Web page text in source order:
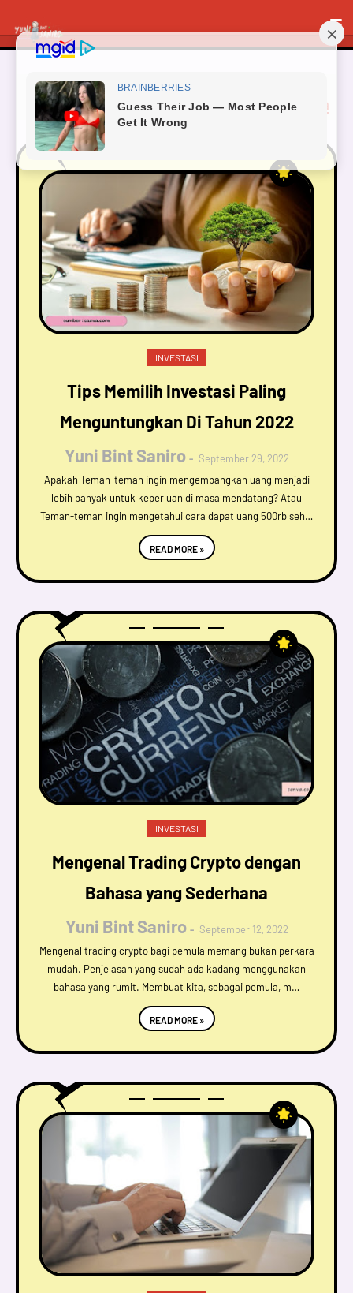
Menampilkan postingan dengan label
Tunjukkan semua
INVESTASI
Tips Memilih Investasi Paling
Menguntungkan Di Tahun 2022
Yuni Bint Saniro
September 29, 2022
Apakah Teman-teman ingin mengembangkan uang menjadi
lebih banyak untuk keperluan di masa mendatang? Atau
Teman-teman ingin mengetahui cara dapat uang 500rb seh…
READ MORE »
INVESTASI
Mengenal Trading Crypto dengan
Bahasa yang Sederhana
Yuni Bint Saniro
September 12, 2022
Mengenal trading crypto bagi pemula memang bukan perkara
mudah. Penjelasan yang sudah ada kadang menggunakan
bahasa yang rumit. Membuat kita, sebagai pemula, m…
READ MORE »